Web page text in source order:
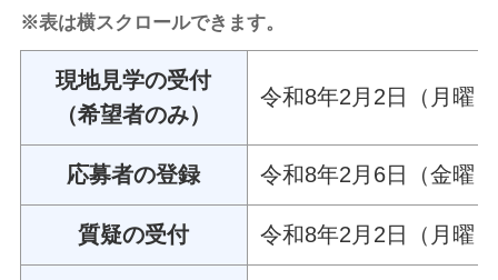
※表は横スクロールできます。
現地見学の受付
（希望者のみ）
令和8年2月2日（月曜
応募者の登録 令和8年2月6日（金曜
質疑の受付 令和8年2月2日（月曜